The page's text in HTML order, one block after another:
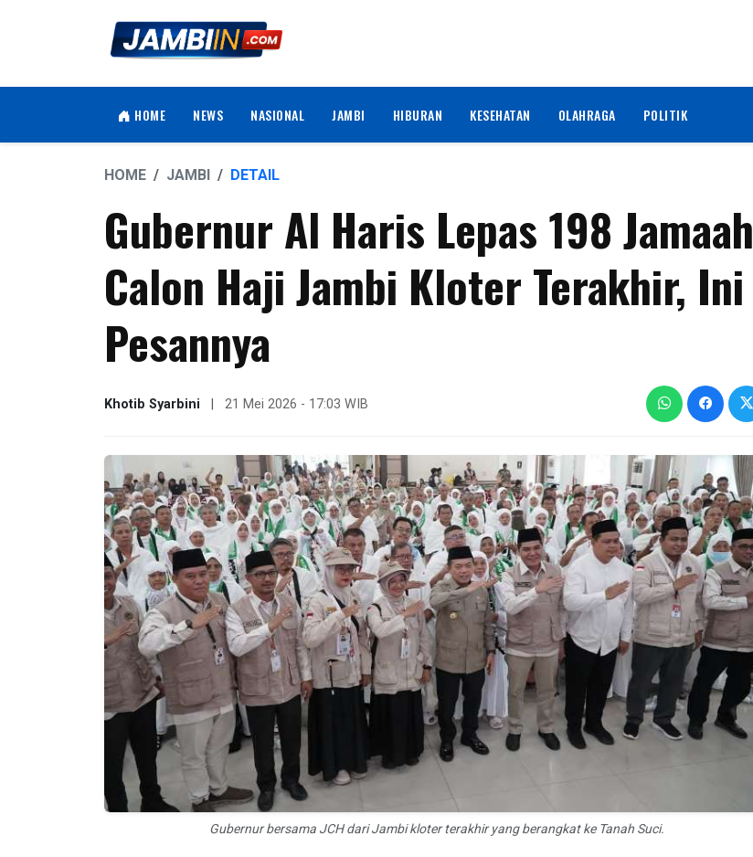
HOME NEWS NASIONAL JAMBI HIBURAN KESEHATAN OLAHRAGA POLITIK
HOME JAMBI DETAIL
Gubernur Al Haris Lepas 198 Jamaah
Calon Haji Jambi Kloter Terakhir, Ini
Pesannya
Khotib Syarbini 21 Mei 2026 - 17:03 WIB
Gubernur bersama JCH dari Jambi kloter terakhir yang berangkat ke Tanah Suci.